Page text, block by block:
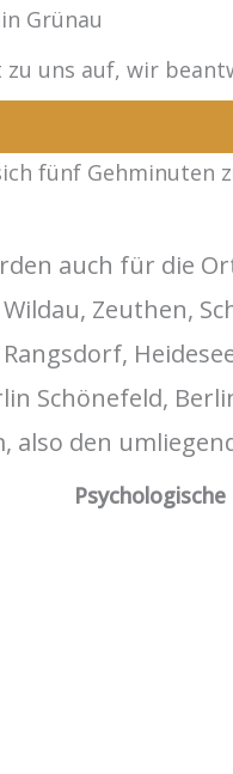
Grünau
zu uns auf, wir
fünf Gehminuten
auch für die
Zeuthen,
Schönefeld,
also den